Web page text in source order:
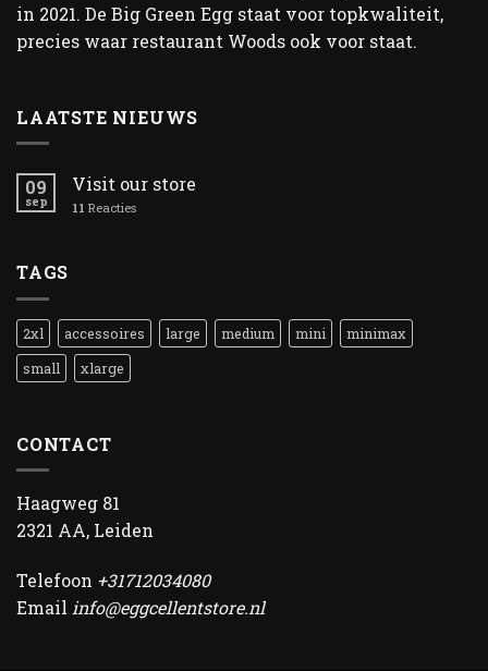
in 2021. De Big Green Egg staat voor topkwaliteit,
precies waar restaurant Woods ook voor staat.
LAATSTE NIEUWS
09
sep
Visit our store
11 Reacties
TAGS
2xl accessoires large medium mini
minimax
small
xlarge
CONTACT
Haagweg 81
2321 AA, Leiden
Telefoon +31712034080
Email info@eggcellentstore.nl